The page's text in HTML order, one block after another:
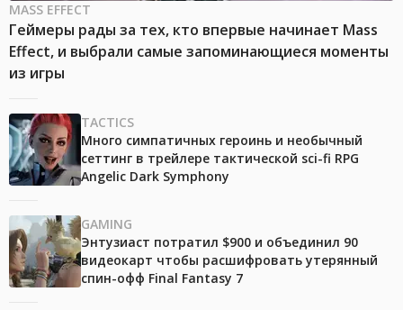
MASS EFFECT
Геймеры рады за тех, кто впервые начинает Mass
Effect, и выбрали самые запоминающиеся моменты
из игры
TACTICS
Много симпатичных героинь и необычный
сеттинг в трейлере тактической sci-fi RPG
Angelic Dark Symphony
GAMING
Энтузиаст потратил $900 и объединил 90
видеокарт чтобы расшифровать утерянный
спин-офф Final Fantasy 7